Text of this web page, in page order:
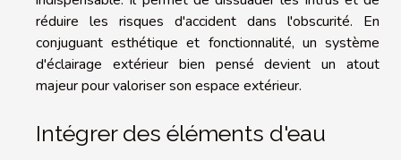
réduire les risques d'accident dans l'obscurité. En
conjuguant esthétique et fonctionnalité, un système
d'éclairage extérieur bien pensé devient un atout
majeur pour valoriser son espace extérieur.
Intégrer des éléments d'eau